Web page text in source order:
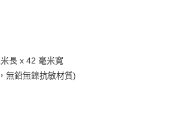
含以上)免運費
長 x 42 毫米寬
無鉛無鎳抗敏材質)